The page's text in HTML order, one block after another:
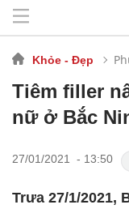
Khỏe - Đẹp
Tiêm filler
nữ ở Bắc
27/01/2021 - 13:50
Trưa 27/1/2021,